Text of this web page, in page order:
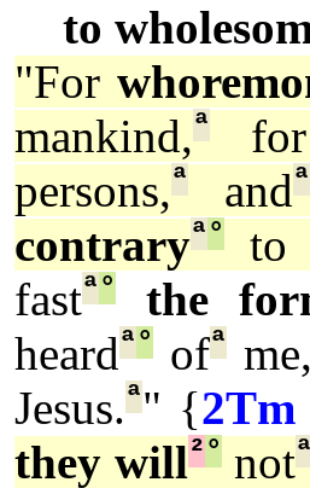
to
"For
mankind,ª
for
persons,ª andª
contraryª° to
fastª° the
heardª° ofªme,
Jesus.ª" {2Tm
they will²°notª